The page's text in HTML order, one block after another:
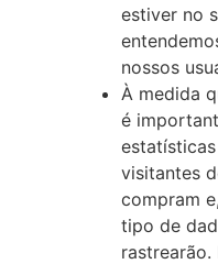
estiver no
nossos
À medida
é
visitantes
compram
tipo de